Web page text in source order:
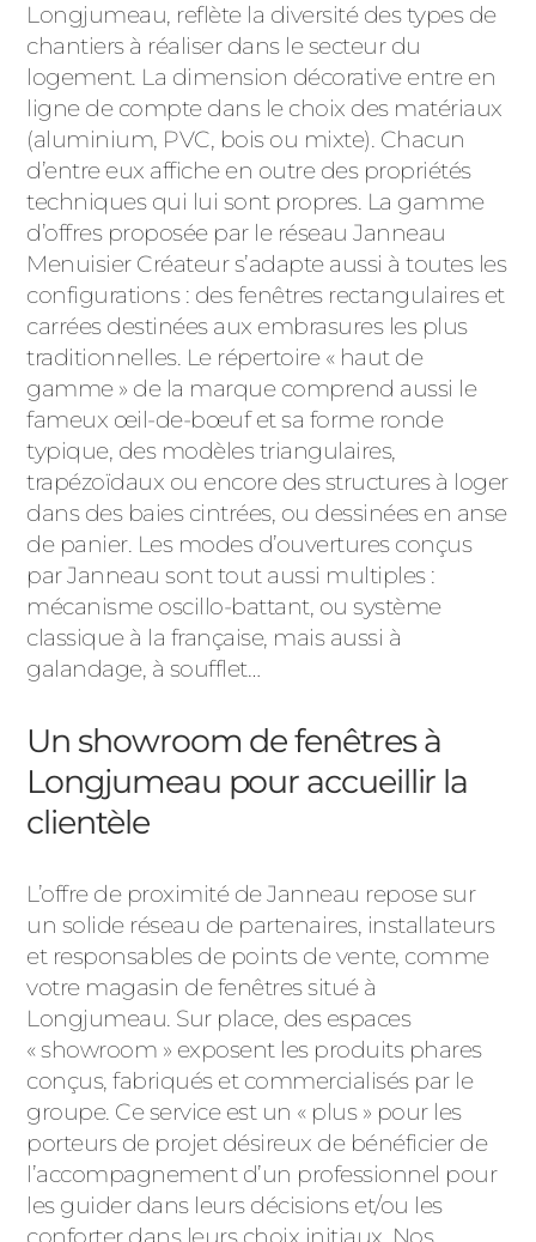
Longjumeau, reflète la diversité des types de
chantiers à réaliser dans le secteur du
logement. La dimension décorative entre en
ligne de compte dans le choix des matériaux
(aluminium, PVC, bois ou mixte). Chacun
d’entre eux affiche en outre des propriétés
techniques qui lui sont propres. La gamme
d’offres proposée par le réseau Janneau
Menuisier Créateur s’adapte aussi à toutes les
configurations : des fenêtres rectangulaires et
carrées destinées aux embrasures les plus
traditionnelles. Le répertoire « haut de
gamme » de la marque comprend aussi le
fameux œil-de-bœuf et sa forme ronde
typique, des modèles triangulaires,
trapézoïdaux ou encore des structures à loger
dans des baies cintrées, ou dessinées en anse
de panier. Les modes d’ouvertures conçus
par Janneau sont tout aussi multiples :
mécanisme oscillo-battant, ou système
classique à la française, mais aussi à
galandage, à soufflet…
Un showroom de fenêtres à
Longjumeau pour accueillir la
clientèle
L’offre de proximité de Janneau repose sur
un solide réseau de partenaires, installateurs
et responsables de points de vente, comme
votre magasin de fenêtres situé à
Longjumeau. Sur place, des espaces
« showroom » exposent les produits phares
conçus, fabriqués et commercialisés par le
groupe. Ce service est un « plus » pour les
porteurs de projet désireux de bénéficier de
l’accompagnement d’un professionnel pour
les guider dans leurs décisions et/ou les